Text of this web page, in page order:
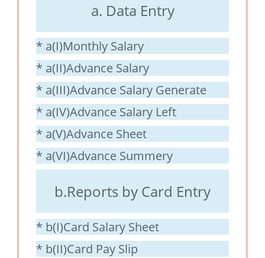
a. Data Entry
* a(I)Monthly Salary
* a(II)Advance Salary
* a(III)Advance Salary Generate
* a(IV)Advance Salary Left
* a(V)Advance Sheet
* a(VI)Advance Summery
b.Reports by Card Entry
* b(I)Card Salary Sheet
* b(II)Card Pay Slip